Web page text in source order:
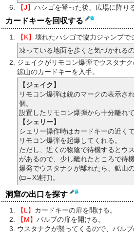
【J】 ハシゴを登った後、広場に降り
カードキーを回収する
【K】 壊れたハシゴで協力ジャンプで
凍っている地面を歩くと気づかれるの
ジェイクがリモコン爆弾でウスタナ
鉱山のカードキーを入手。
【ジェイク】
リモコン爆弾は銃のマークの表示さ
個。
設置したリモコン爆弾から十分離れ
【シェリー】
シェリー操作時はカードキーの近く
リモコン爆弾を起爆してくれる。
ただし、近くの物陰で待機するとウ
があるので、少し離れたところで待機
爆発でウスタナクが離れたら、鉱山
(□→X連打)。
洞窟の出口を探す
【L】 カードキーの扉を開ける。
【M】 バルブの扉を開ける。
ウスタナクが襲ってくるので、バル